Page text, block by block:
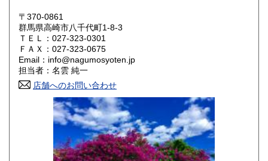
岡山県
山口県 1,100円
香川県 1,200円
高知県 1,200円
1,300円
1,300円 大分県
〒370-0861
群馬県高崎市八千代町1-8-3
ＴＥＬ：027-323-0301
ＦＡＸ：027-323-0675
Email：info@nagumosyoten.jp
担当者：名雲 純一
店舗へのお問い合わせ